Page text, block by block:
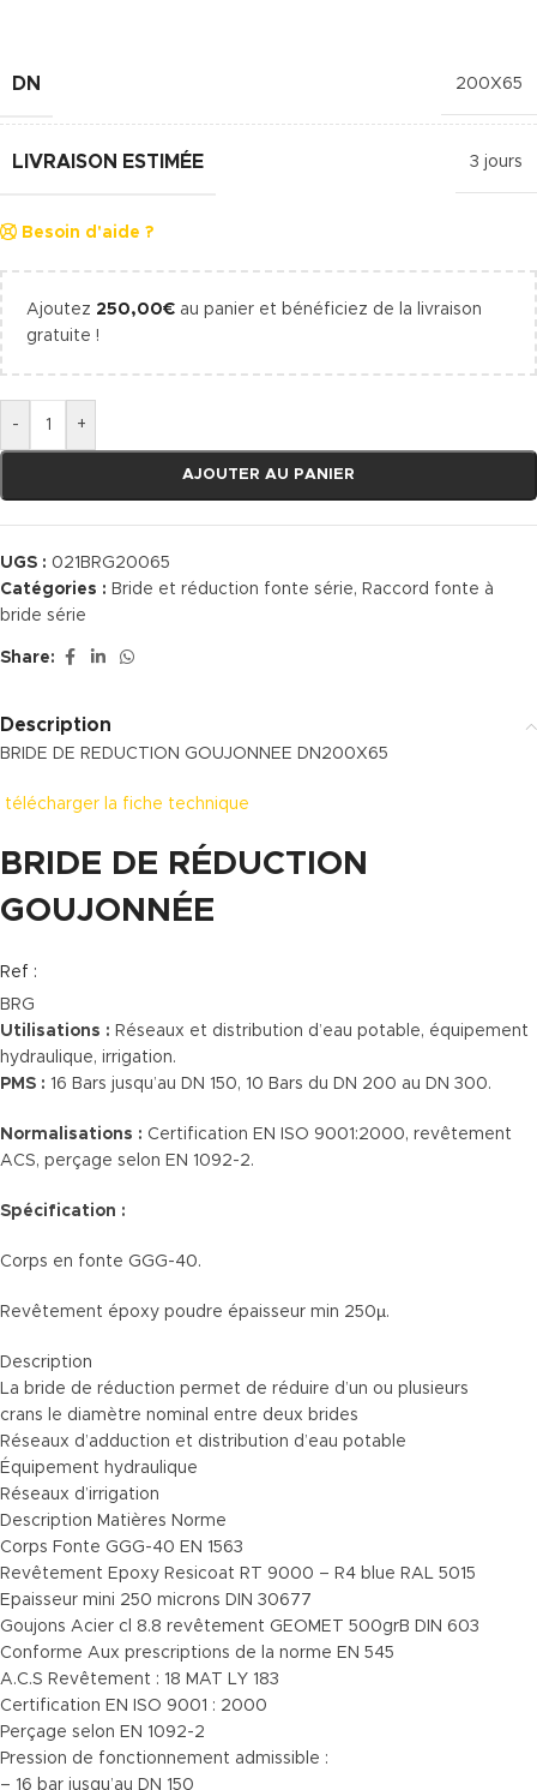
DN 200X65
LIVRAISON ESTIMÉE 3 jours
Besoin d'aide ?
Ajoutez 250,00€ au panier et bénéficiez de la livraison
gratuite !
- +
AJOUTER AU PANIER
UGS : 021BRG20065
Catégories : Bride et réduction fonte série, Raccord fonte à
bride série
Share:
Description
BRIDE DE REDUCTION GOUJONNEE DN200X65
télécharger la fiche technique
BRIDE DE RÉDUCTION
GOUJONNÉE
Ref :
BRG
Utilisations : Réseaux et distribution d’eau potable, équipement
hydraulique, irrigation.
PMS : 16 Bars jusqu’au DN 150, 10 Bars du DN 200 au DN 300.
Normalisations : Certification EN ISO 9001:2000, revêtement
ACS, perçage selon EN 1092-2.
Spécification :
Corps en fonte GGG-40.
Revêtement époxy poudre épaisseur min 250µ.
Description
La bride de réduction permet de réduire d’un ou plusieurs
crans le diamètre nominal entre deux brides
Réseaux d’adduction et distribution d’eau potable
Équipement hydraulique
Réseaux d’irrigation
Description Matières Norme
Corps Fonte GGG-40 EN 1563
Revêtement Epoxy Resicoat RT 9000 – R4 blue RAL 5015
Epaisseur mini 250 microns DIN 30677
Goujons Acier cl 8.8 revêtement GEOMET 500grB DIN 603
Conforme Aux prescriptions de la norme EN 545
A.C.S Revêtement : 18 MAT LY 183
Certification EN ISO 9001 : 2000
Perçage selon EN 1092-2
Pression de fonctionnement admissible :
– 16 bar jusqu’au DN 150